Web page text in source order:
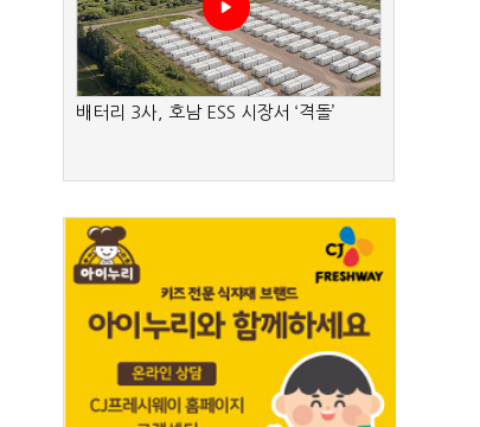
배터리 3사, 호남 ESS 시장서 ‘격돌’